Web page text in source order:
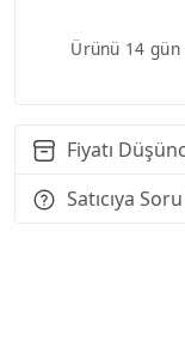
Ürünü 14
Fiyatı
Satıcıya